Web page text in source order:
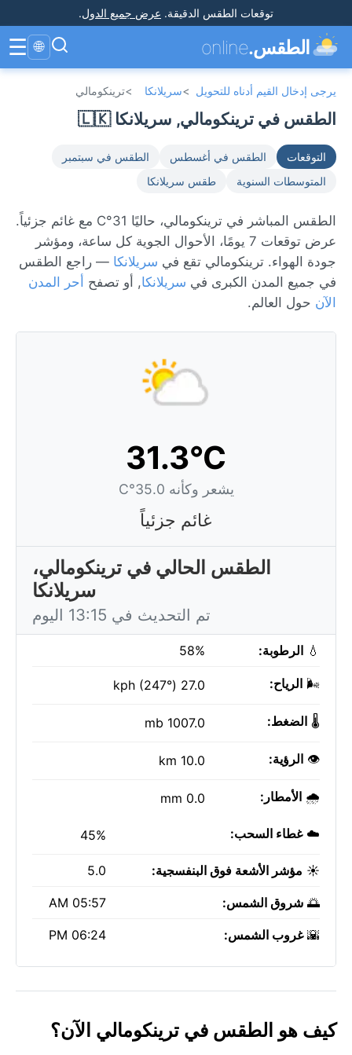
توقعات الطقس الدقيقة. عرض جميع الدول.
الطقس.online
🌐
☰
يرجى إدخال القيم أدناه للتحويل >سريلانكا >ترينكومالي
الطقس في ترينكومالي, سريلانكا 🇱🇰
التوقعات الطقس في أغسطس
الطقس في سبتمبر
المتوسطات السنوية
طقس سريلانكا
الطقس المباشر في ترينكومالي، حاليًا 31°C مع غائم جزئياً.
عرض توقعات 7 يومًا، الأحوال الجوية كل ساعة، ومؤشر
جودة الهواء. ترينكومالي تقع في سريلانكا — راجع الطقس
في جميع المدن الكبرى في سريلانكا, أو تصفح أحر المدن
الآن حول العالم.
31.3°C
يشعر وكأنه 35.0°C
غائم جزئياً
الطقس الحالي في ترينكومالي،
سريلانكا
تم التحديث في 13:15 اليوم
💧 الرطوبة: 58%
🌬️ الرياح: 27.0 kph (247°)
🌡️ الضغط: 1007.0 mb
👁️ الرؤية: 10.0 km
🌧️ الأمطار: 0.0 mm
☁️غطاء السحب: 45%
☀️ مؤشر الأشعة فوق البنفسجية: 5.0
🌅 شروق الشمس: 05:57 AM
🌇غروب الشمس: 06:24 PM
كيف هو الطقس في ترينكومالي الآن؟